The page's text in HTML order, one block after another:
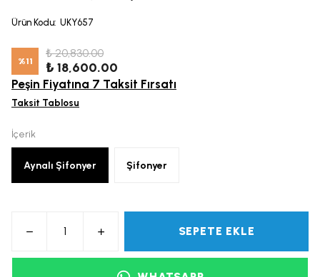
Ürün Kodu: UKY657
%11
₺ 20,830.00
₺ 18,600.00
Peşin Fiyatına 7 Taksit Fırsatı
Taksit Tablosu
İçerik
Aynalı Şifonyer Şifonyer
SEPETE EKLE